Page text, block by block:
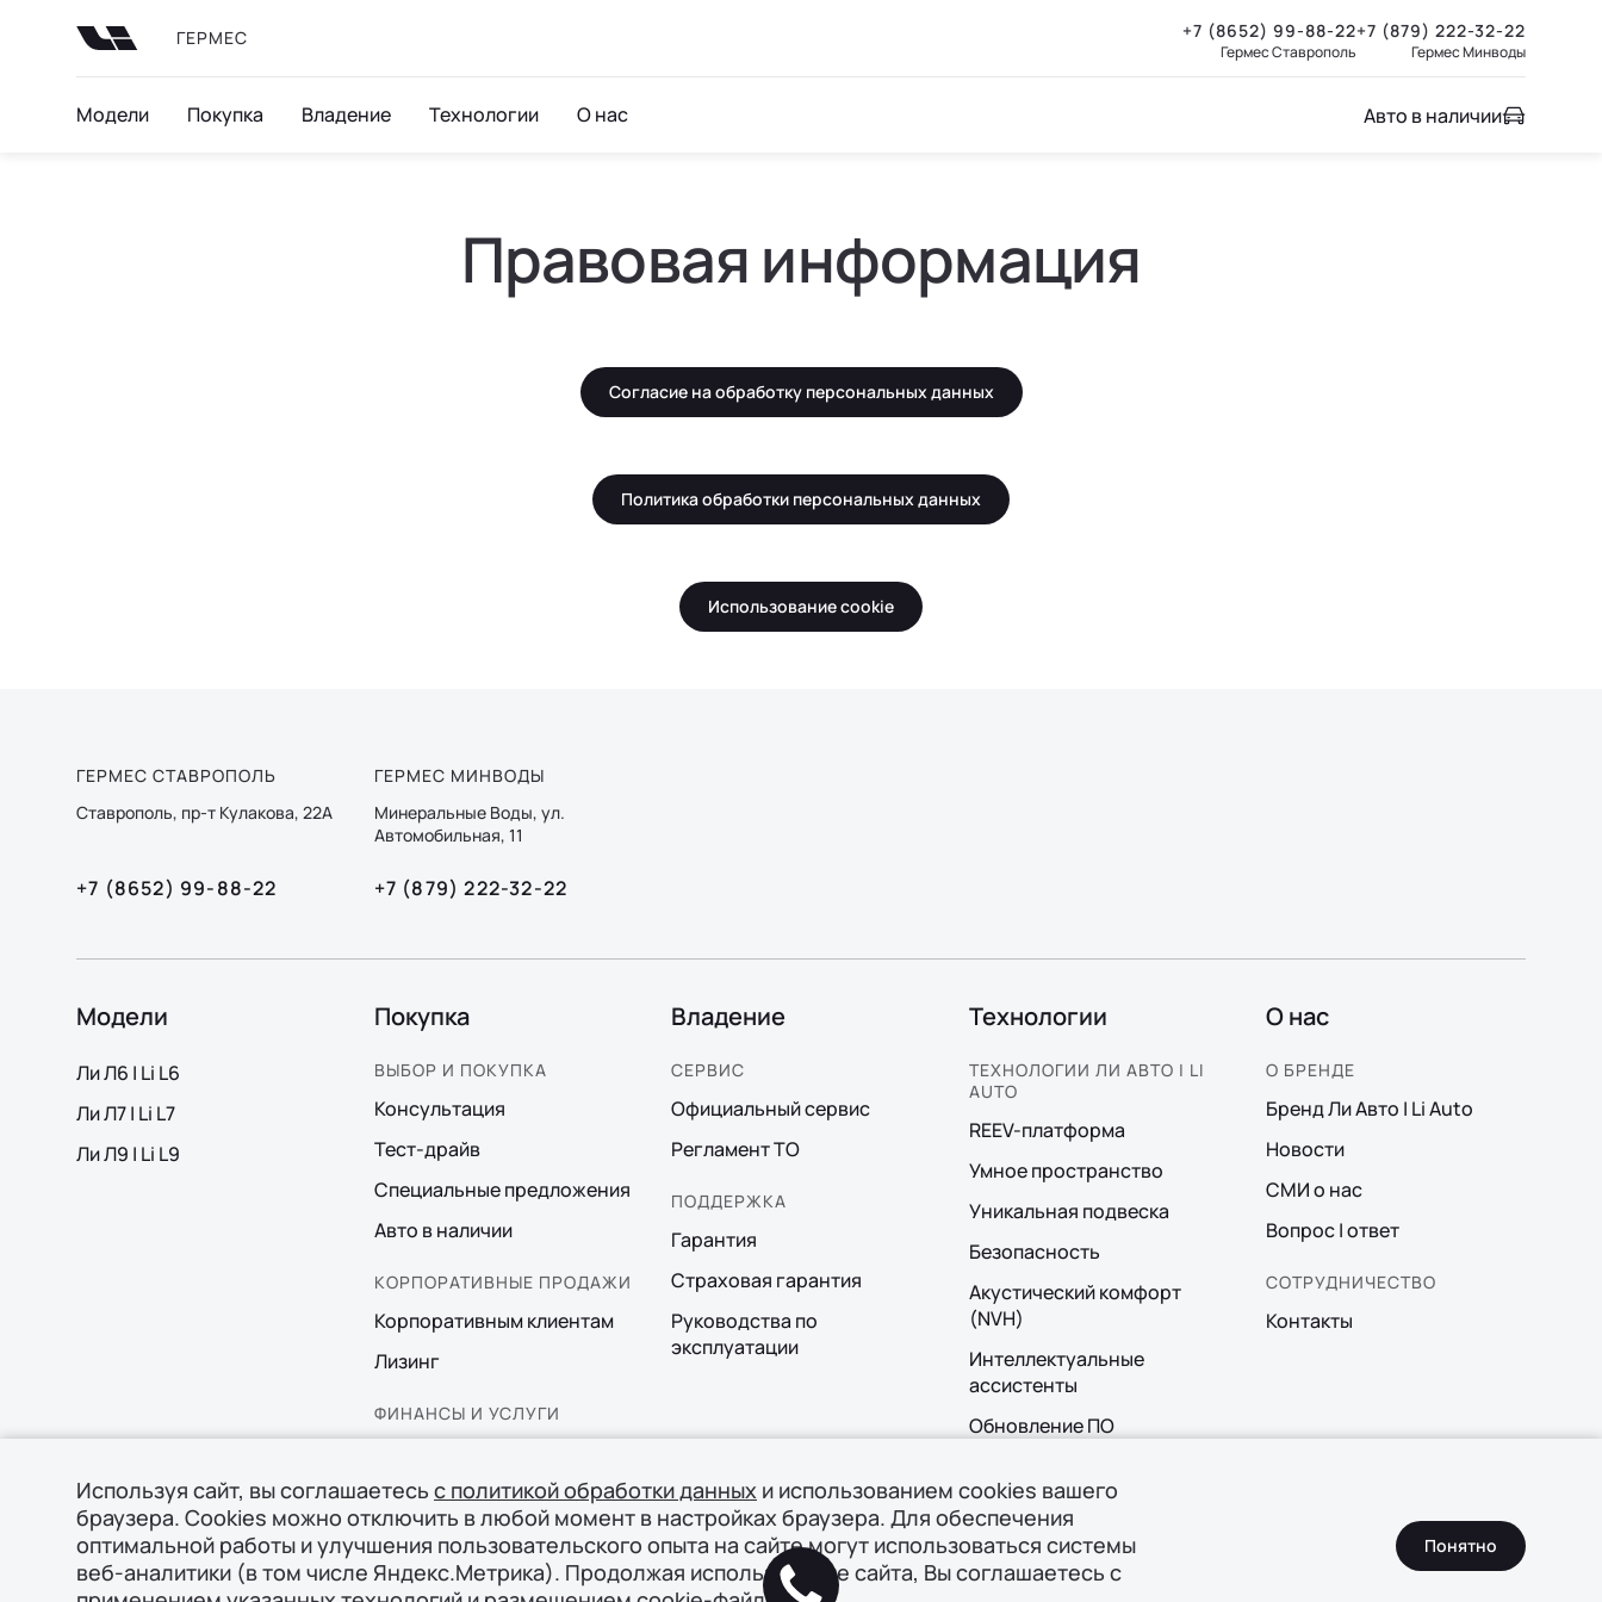
ГЕРМЕС +7 (8652) 99-88-22
Гермес Ставрополь
+7 (879) 222-32-22
Гермес Минводы
Модели Покупка Владение Технологии О нас Авто в наличии
Правовая информация
Согласие на обработку персональных данных
Политика обработки персональных данных
Использование cookie
ГЕРМЕС СТАВРОПОЛЬ
Ставрополь, пр-т Кулакова, 22А
+7 (8652) 99-88-22
ГЕРМЕС МИНВОДЫ
Минеральные Воды, ул.
Автомобильная, 11
+7 (879) 222-32-22
Модели
Ли Л6 | Li L6
Ли Л7 | Li L7
Ли Л9 | Li L9
Покупка
ВЫБОР И ПОКУПКА
Консультация
Тест-драйв
Специальные предложения
Авто в наличии
КОРПОРАТИВНЫЕ ПРОДАЖИ
Корпоративным клиентам
Лизинг
ФИНАНСЫ И УСЛУГИ
Трейд-ин
Страхование
Владение
СЕРВИС
Официальный сервис
Регламент ТО
ПОДДЕРЖКА
Гарантия
Страховая гарантия
Руководства по
эксплуатации
Технологии
ТЕХНОЛОГИИ ЛИ АВТО | LI
AUTO
REEV-платформа
Умное пространство
Уникальная подвеска
Безопасность
Акустический комфорт
(NVH)
Интеллектуальные
ассистенты
Обновление ПО
О нас
О БРЕНДЕ
Бренд Ли Авто | Li Auto
Новости
СМИ о нас
Вопрос | ответ
СОТРУДНИЧЕСТВО
Контакты
Используя сайт, вы соглашаетесь с политикой обработки данных и использованием cookies вашего
браузера. Cookies можно отключить в любой момент в настройках браузера. Для обеспечения
оптимальной работы и улучшения пользовательского опыта на сайте могут использоваться системы
веб-аналитики (в том числе Яндекс.Метрика). Продолжая использование сайта, Вы соглашаетесь с
Понятно